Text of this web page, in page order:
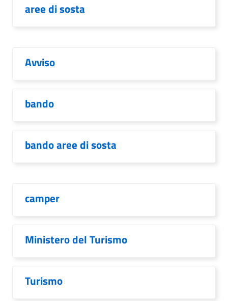
aree di sosta
Avviso
bando
bando aree di sosta
camper
Ministero del Turismo
Turismo